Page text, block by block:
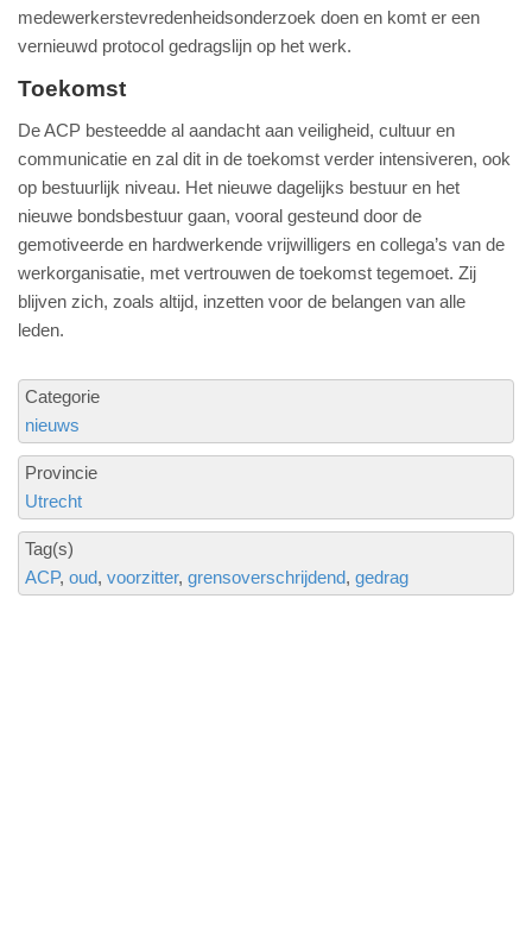
medewerkerstevredenheidsonderzoek doen en komt er een
vernieuwd protocol gedragslijn op het werk.
Toekomst
De ACP besteedde al aandacht aan veiligheid, cultuur en
communicatie en zal dit in de toekomst verder intensiveren, ook
op bestuurlijk niveau. Het nieuwe dagelijks bestuur en het
nieuwe bondsbestuur gaan, vooral gesteund door de
gemotiveerde en hardwerkende vrijwilligers en collega’s van de
werkorganisatie, met vertrouwen de toekomst tegemoet. Zij
blijven zich, zoals altijd, inzetten voor de belangen van alle
leden.
Categorie
nieuws
Provincie
Utrecht
Tag(s)
ACP oud voorzitter grensoverschrijdend gedrag